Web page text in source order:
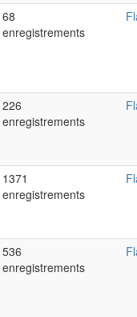
68
enregistrements
226
enregistrements
1371
enregistrements
536
enregistrements